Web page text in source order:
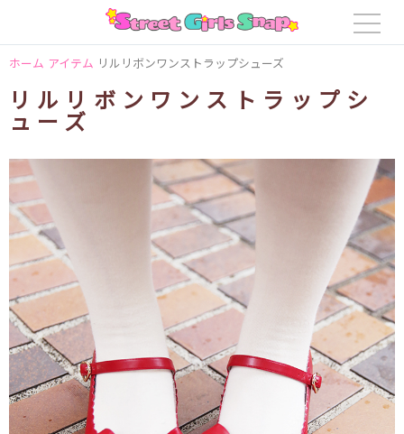
ホーム アイテム リルリボンワンストラップシューズ
リルリボンワンストラップシ
ューズ